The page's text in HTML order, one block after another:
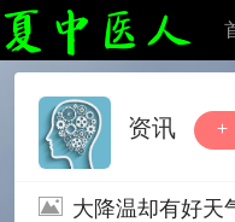
资讯
大降温却有好天